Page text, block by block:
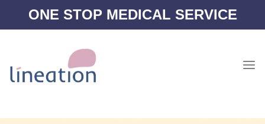
ONE STOP MEDICAL SERVICE